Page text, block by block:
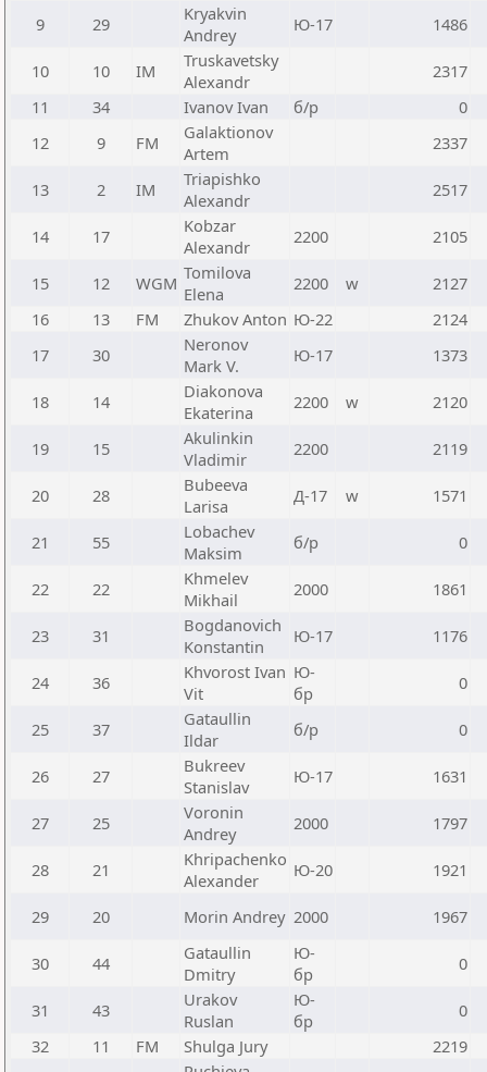
9 29
Kryakvin
Andrey
Ю-17 1486
10 10 IM
Truskavetsky
Alexandr
2317
11
34 Ivanov Ivan б/р
0
12
9 FM
Galaktionov
Artem
2337
13 2 IM
Triapishko
Alexandr
2517
14 17
Kobzar
Alexandr
2200 2105
15 12 WGM Tomilova
Elena
2200 w
2127
16
13 FM Zhukov Anton Ю-22
2124
17
30
Neronov
Mark V.
Ю-17 1373
18 14
Diakonova
Ekaterina
2200 w 2120
19 15
Akulinkin
Vladimir
2200 2119
20 28
Bubeeva
Larisa
Д-17 w 1571
21 55
Lobachev
Maksim
б/р 0
22 22
Khmelev
Mikhail
2000 1861
23 31
Bogdanovich
Konstantin
Ю-17 1176
24 36
Khvorost Ivan
Vit
Ю-
бр
0
25 37
Gataullin
Ildar
б/р 0
26 27
Bukreev
Stanislav
Ю-17 1631
27 25
Voronin
Andrey
2000 1797
28 21
Khripachenko
Alexander
Ю-20 1921
29 20 Morin Andrey 2000 1967
30 44
Gataullin
Dmitry
Ю-
бр
0
31 43
Urakov
Ruslan
Ю-
бр
0
32
11 FM Shulga Jury
2219